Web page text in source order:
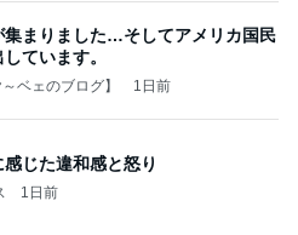
集まりました…そしてアメリカ国民
ています。
ベェのブログ】 1日前
じた違和感と怒り
1日前